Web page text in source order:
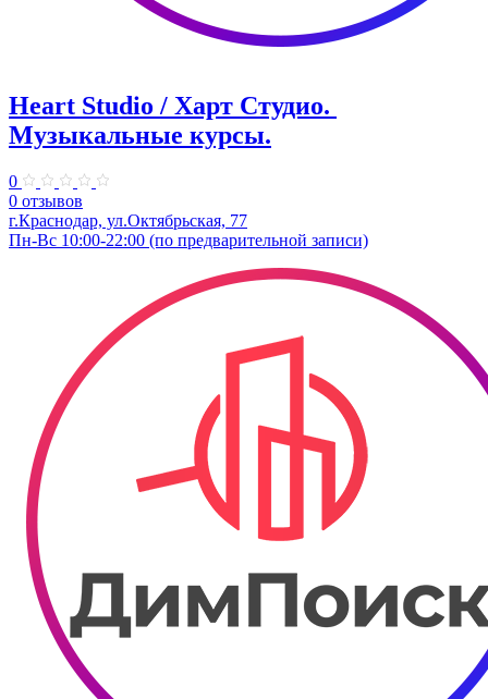
Heart Studio / Харт Студио. ​
Музыкальные курсы.
0
0 отзывов
г.Краснодар, ул.Октябрьская, 77
Пн-Вс 10:00-22:00 (по предварительной записи)